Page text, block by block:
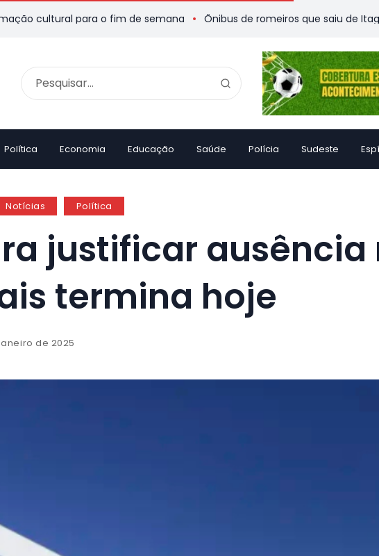
para o fim de semana Ônibus de romeiros que saiu de Itaguaçu
Política Economia Educação Saúde Polícia Sudeste
Notícias Política
justificar ausência
termina hoje
de 2025